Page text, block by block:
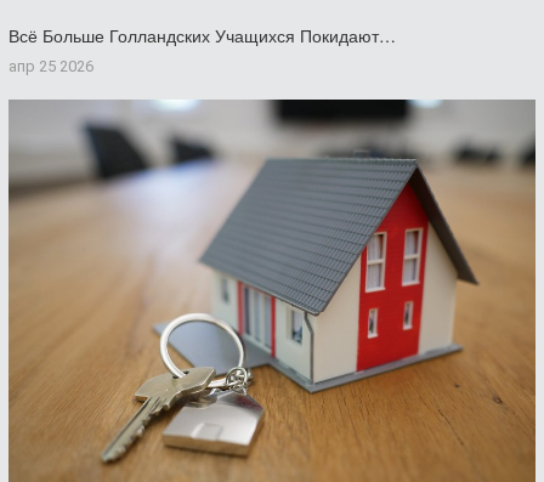
Всё Больше Голландских Учащихся Покидают…
апр 25 2026